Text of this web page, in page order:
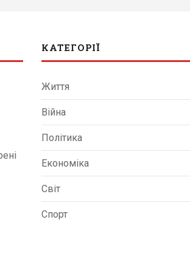
КАТЕГОРІЇ
Життя
Війна
Політика
Економіка
Світ
Спорт